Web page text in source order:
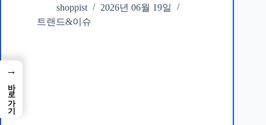
shoppist
2026년 06월 19일
트랜드&이슈
→
바로가기